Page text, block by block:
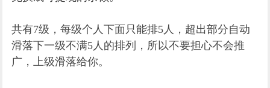
共有7级，每级个人下面只能排5人，超出部分自动
滑落下一级不满5人的排列，所以不要担心不会推
广，上级滑落给你。